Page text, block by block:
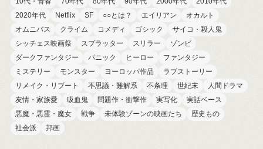
2020年代
Netflix SF ○○とは？ エイリアン
オカルト
オムニバス
クライム コメディ ゴシック
サイコ・殺人鬼
シッチェス映画祭
スプラッター スリラー
ゾンビ
ダークファンタジー
パニック ヒーロー
ファンタジー
ミステリー
モンスター ヨーロッパ作品
ラブストーリー
リメイク・リブート
不思議・難解系 不条理 世紀末
人間ドラマ
友情・家族愛
吸血鬼 問題作・衝撃作 実写化
実話ベース
悪魔・悪霊・魔女
戦争 未体験ゾーンの映画たち
歴史もの
社会派
邦画